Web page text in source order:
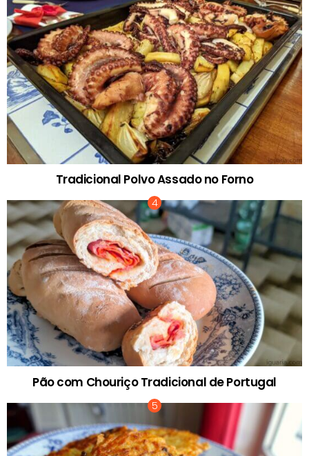
Tradicional Polvo Assado no Forno
Pão com Chouriço Tradicional de Portugal